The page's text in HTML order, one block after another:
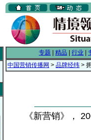
专题 精品 行业
中国营销传播网 > 品牌经纬 >
《新营销》，